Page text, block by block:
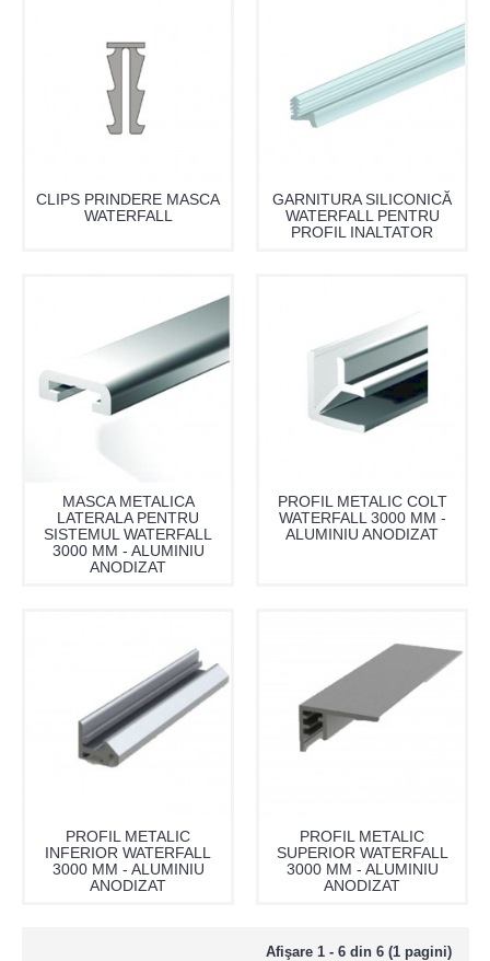
CLIPS PRINDERE MASCA
WATERFALL
GARNITURA SILICONICĂ
WATERFALL PENTRU
PROFIL INALTATOR
MASCA METALICA
LATERALA PENTRU
SISTEMUL WATERFALL
3000 MM - ALUMINIU
ANODIZAT
PROFIL METALIC COLT
WATERFALL 3000 MM -
ALUMINIU ANODIZAT
PROFIL METALIC
INFERIOR WATERFALL
3000 MM - ALUMINIU
ANODIZAT
PROFIL METALIC
SUPERIOR WATERFALL
3000 MM - ALUMINIU
ANODIZAT
Afişare 1 - 6 din 6 (1 pagini)